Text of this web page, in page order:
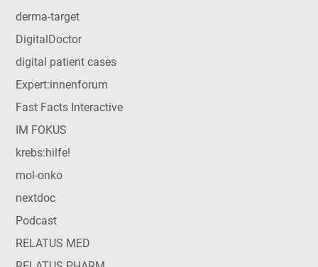
derma-target
DigitalDoctor
digital patient cases
Expert:innenforum
Fast Facts Interactive
IM FOKUS
krebs:hilfe!
mol-onko
nextdoc
Podcast
RELATUS MED